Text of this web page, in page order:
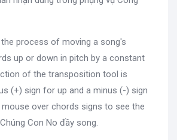
process of moving a song's
up or down in pitch by a constant
of the transposition tool is
(+) sign for up and a minus (-) sign
over chords signs to see the
Con No đầy song.